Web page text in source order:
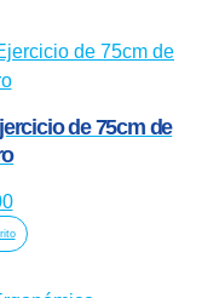
de 75cm de